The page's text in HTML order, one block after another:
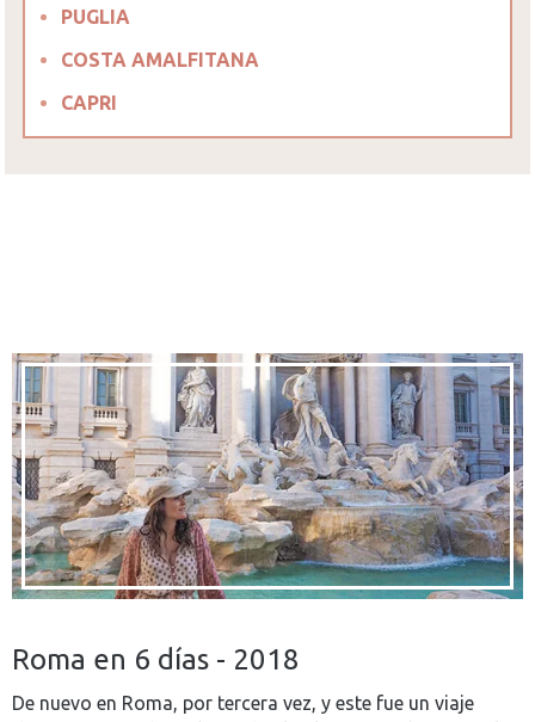
PUGLIA
COSTA AMALFITANA
CAPRI
Roma en 6 días - 2018
De nuevo en Roma, por tercera vez, y este fue un viaje